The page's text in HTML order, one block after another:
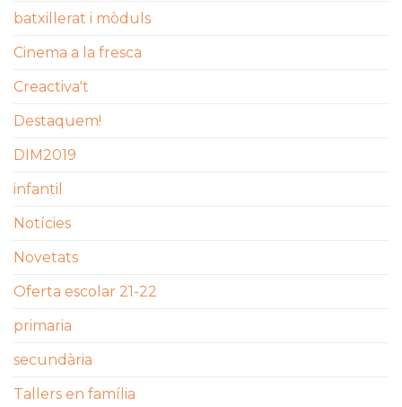
batxillerat i mòduls
Cinema a la fresca
Creactiva't
Destaquem!
DIM2019
infantil
Notícies
Novetats
Oferta escolar 21-22
primaria
secundària
Tallers en família